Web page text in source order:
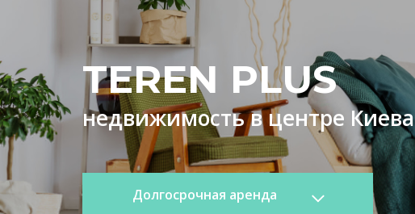
TEREN PLUS
недвижимость в центре Киева
Долгосрочная аренда